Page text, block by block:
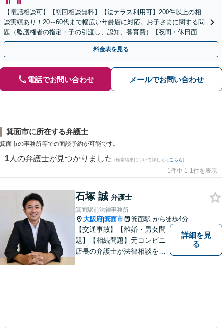
【電話相談可】【初回相談無料】【法テラス利用可】200件以上の相
談実績あり！20～60代まで幅広い年齢層に対応。お子さまに関する問
題（監護権者の指定・子の引渡し、認知、養育費）【夜間・休日面談
可】【完全個室】【子連れ相談可】【丸太町駅6分】
料金表を見る
電話でお問い合わせ メールでお問い合わせ
箕面市に所在する弁護士
箕面市の事務所等での面談予約が可能です。
1 人の弁護士が見つかりました (検索結果について詳しくは こちら)
1件中 1-1件を表示
石塚 誠 弁護士
箕面駅前法律事務所
大阪府|箕面市 箕面駅 から徒歩4分
【交通事故】【離婚・男女問
題】【相続問題】元コンビニ
店長の弁護士が法律相談を承
詳細を見
る